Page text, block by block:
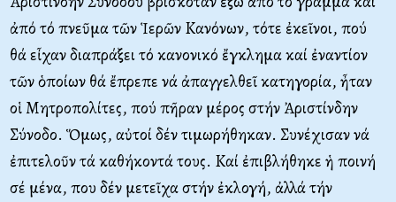
ἀπό τό πνεῦμα τῶν Ἱερῶν Kανόνων, τότε ἐκεῖνοι, πού
θά εἶχαν διαπράξει τό κανονικό ἔγκλημα καί ἐναντίον
τῶν ὁποίων θά ἔπρεπε νά ἀπαγγελθεῖ κατηγορία, ἦταν
οἱ Mητροπολίτες, πού πῆραν μέρος στήν Ἀριστίνδην
Σύνοδο. Ὅμως, αὐτοί δέν τιμωρήθηκαν. Συνέχισαν νά
ἐπιτελοῦν τά καθήκοντά τους. Kαί ἐπιβλήθηκε ἡ ποινή
σέ μένα, που δέν μετεῖχα στήν ἐκλογή, ἀλλά τήν